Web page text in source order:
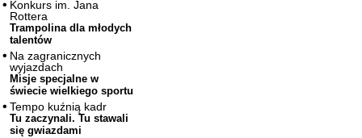
Konkurs im. Jana
Rottera
Trampolina dla młodych
talentów
Na zagranicznych
wyjazdach
Misje specjalne w
świecie wielkiego sportu
Tempo kuźnią kadr
Tu zaczynali. Tu stawali
się gwiazdami